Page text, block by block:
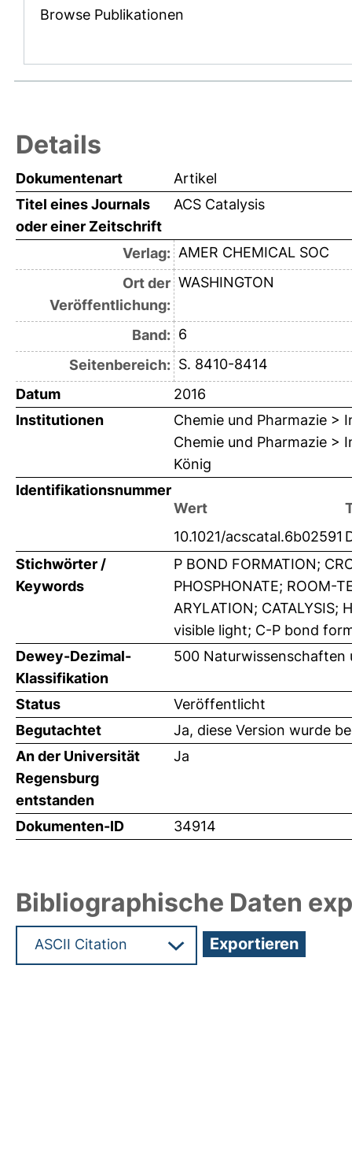
Browse Publikationen
Details
Dokumentenart
Artikel
Titel eines Journals
oder einer Zeitschrift
ACS Catalysis
Verlag: AMER CHEMICAL SOC
Ort der
Veröffentlichung:
WASHINGTON
Band: 6
Seitenbereich: S. 8410-8414
Datum
2016
Institutionen
Chemie und Pharmazie >
Chemie und Pharmazie >
König
Identifikationsnummer
Wert
10.1021/acscatal.6b02591
Stichwörter /
Keywords
P BOND FORMATION;
PHOSPHONATE; ROOM-
ARYLATION;
visible light; C-P bond
Dewey-Dezimal-
Klassifikation
500 Naturwissenschaften
Status
Veröffentlicht
Begutachtet
Ja, diese Version wurde
An der Universität
Regensburg
entstanden
Ja
Dokumenten-ID 34914
Bibliographische Daten